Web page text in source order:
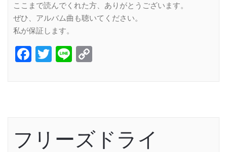
ここまで読んでくれた方、ありがとうございます。
ぜひ、アルバム曲も聴いてください。
私が保証します。
Facebook
Twitter
Line
フリーズドライ